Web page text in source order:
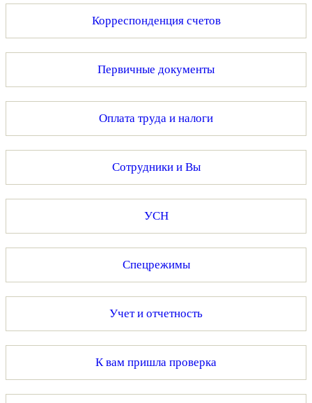
Корреспонденция счетов
Первичные документы
Оплата труда и налоги
Сотрудники и Вы
УСН
Спецрежимы
Учет и отчетность
К вам пришла проверка